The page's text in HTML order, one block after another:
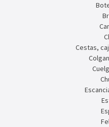
Cestas,